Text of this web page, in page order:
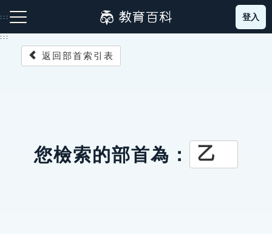
到
主
::: 登入
:::
返回部首索引表
您檢索的部首為： 乙